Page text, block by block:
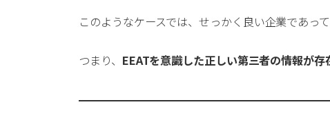
このようなケースでは、せっかく良い企業であっ
つまり、 EEATを意識した正しい第三者の情報が